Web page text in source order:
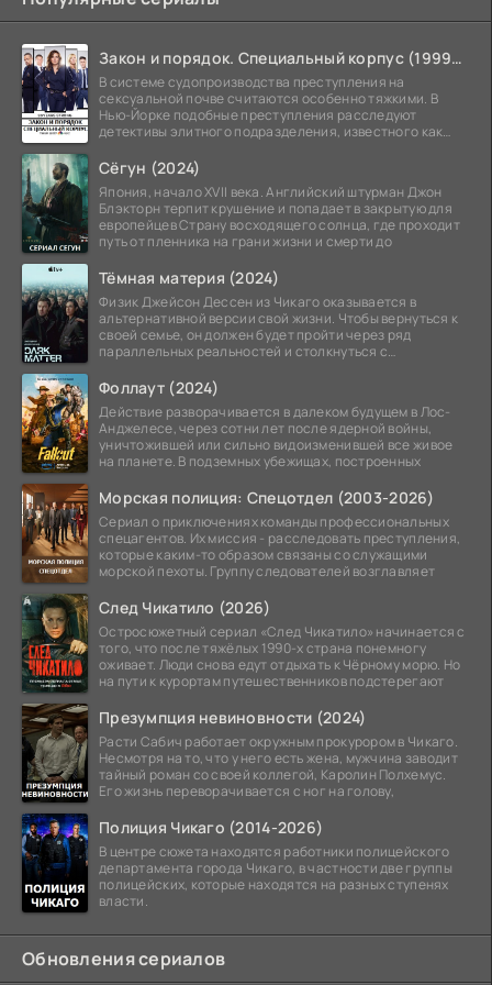
Закон и порядок. Специальный корпус (1999-2026)
В системе судопроизводства преступления на
сексуальной почве считаются особенно тяжкими. В
Нью-Йорке подобные преступления расследуют
детективы элитного подразделения, известного как
Сёгун (2024)
Япония, начало XVII века. Английский штурман Джон
Блэкторн терпит крушение и попадает в закрытую для
европейцев Страну восходящего солнца, где проходит
путь от пленника на грани жизни и смерти до
Тёмная материя (2024)
Физик Джейсон Дессен из Чикаго оказывается в
альтернативной версии свой жизни. Чтобы вернуться к
своей семье, он должен будет пройти через ряд
параллельных реальностей и столкнуться с
Фоллаут (2024)
Действие разворачивается в далеком будущем в Лос-
Анджелесе, через сотни лет после ядерной войны,
уничтожившей или сильно видоизменившей все живое
на планете. В подземных убежищах, построенных
Морская полиция: Спецотдел (2003-2026)
Сериал о приключениях команды профессиональных
спецагентов. Их миссия - расследовать преступления,
которые каким-то образом связаны со служащими
морской пехоты. Группу следователей возглавляет
След Чикатило (2026)
Остросюжетный сериал «След Чикатило» начинается с
того, что после тяжёлых 1990-х страна понемногу
оживает. Люди снова едут отдыхать к Чёрному морю. Но
на пути к курортам путешественников подстерегают
Презумпция невиновности (2024)
Расти Сабич работает окружным прокурором в Чикаго.
Несмотря на то, что у него есть жена, мужчина заводит
тайный роман со своей коллегой, Каролин Полхемус.
Его жизнь переворачивается с ног на голову,
Полиция Чикаго (2014-2026)
В центре сюжета находятся работники полицейского
департамента города Чикаго, в частности две группы
полицейских, которые находятся на разных ступенях
власти.
Обновления сериалов